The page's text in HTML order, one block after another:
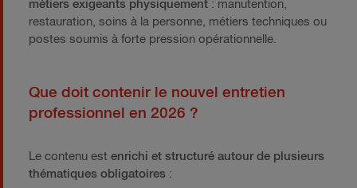
métiers exigeants physiquement: manutention,
restauration, soins à la personne, métiers techniques ou
postes soumis à forte pression opérationnelle.
Que doit contenir le nouvel entretien
professionnel en 2026 ?
Le contenu est enrichi et structuré autour de plusieurs
thématiques obligatoires: